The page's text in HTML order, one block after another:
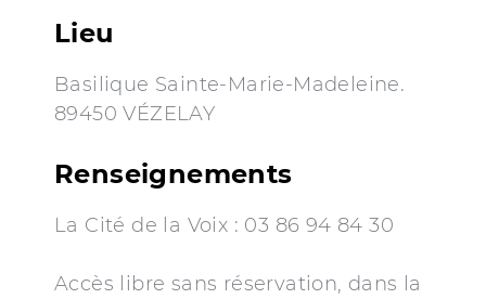
Lieu
Basilique Sainte-Marie-Madeleine.
89450 VÉZELAY
Renseignements
La Cité de la Voix : 03 86 94 84 30
Accès libre sans réservation, dans la